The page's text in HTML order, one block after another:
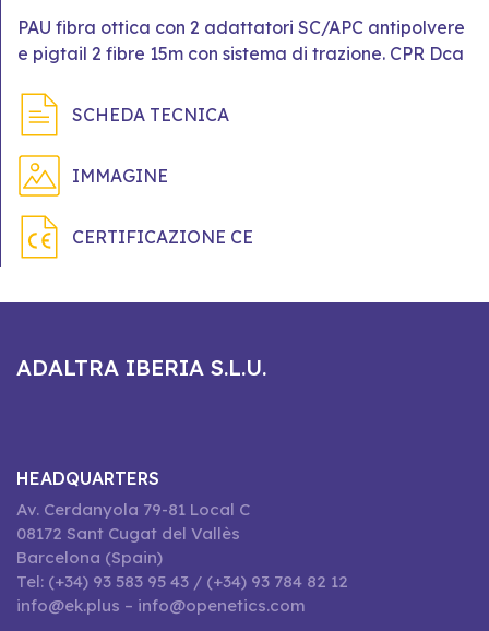
PAU fibra ottica con 2 adattatori SC/APC antipolvere
e pigtail 2 fibre 15m con sistema di trazione. CPR Dca
SCHEDA TECNICA
IMMAGINE
CERTIFICAZIONE CE
ADALTRA IBERIA S.L.U.
HEADQUARTERS
Av. Cerdanyola 79-81 Local C
08172 Sant Cugat del Vallès
Barcelona (Spain)
Tel: (+34) 93 583 95 43 / (+34) 93 784 82 12
info@ek.plus – info@openetics.com